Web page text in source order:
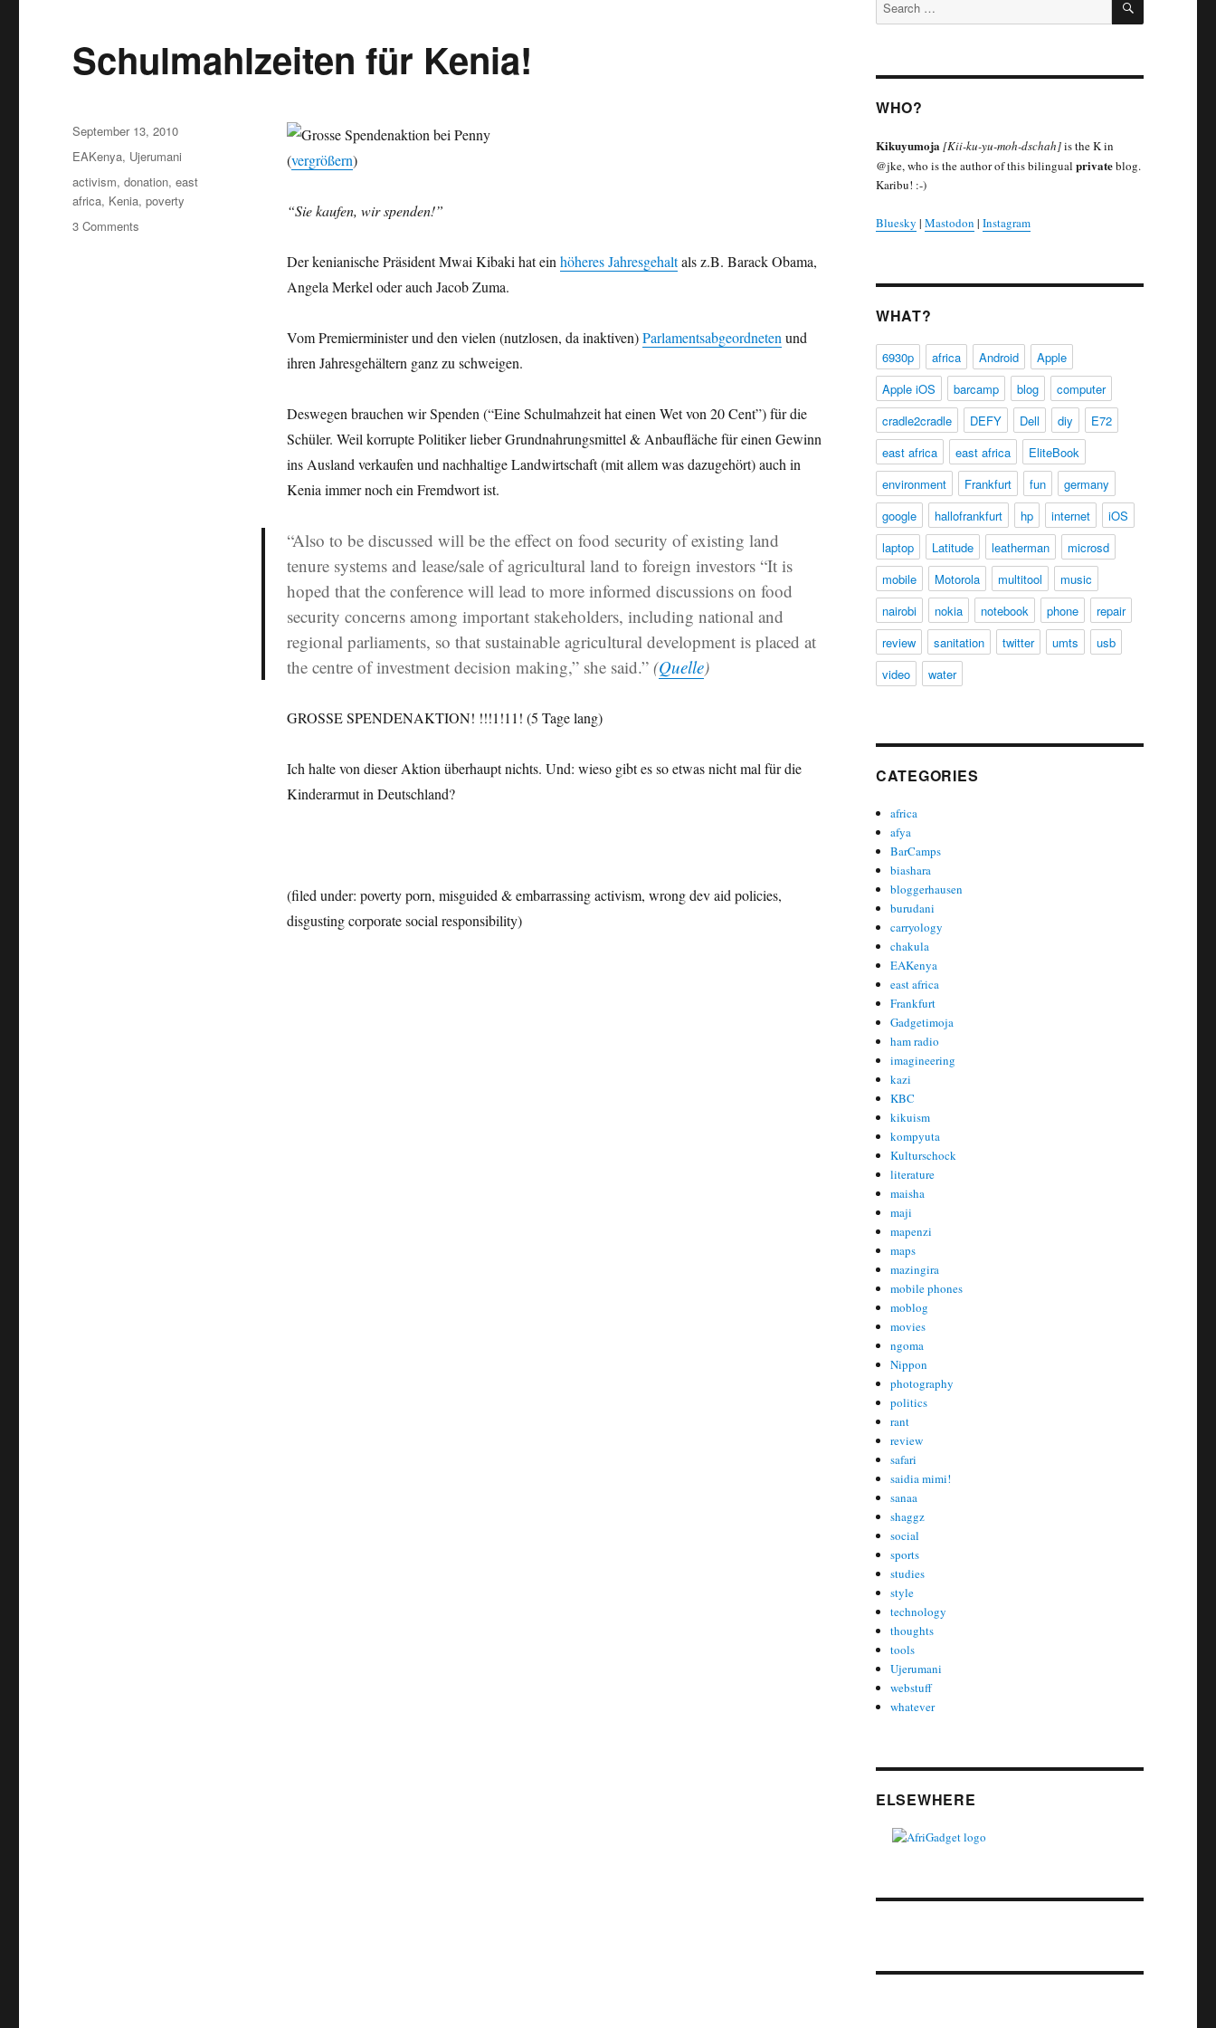
Schulmahlzeiten für Kenia!
(vergrößern)
“Sie kaufen, wir spenden!”
Der kenianische Präsident Mwai Kibaki hat ein höheres Jahresgehaltals z.B. Barack Obama,
Angela Merkel oder auch Jacob Zuma.
Vom Premierminister und den vielen (nutzlosen, da inaktiven)Parlamentsabgeordneten und
ihren Jahresgehältern ganz zu schweigen.
Deswegen brauchen wir Spenden (“Eine Schulmahzeit hat einen Wet von 20 Cent”) für die
Schüler. Weil korrupte Politiker lieber Grundnahrungsmittel & Anbaufläche für einen Gewinn
ins Ausland verkaufen und nachhaltige Landwirtschaft (mit allem was dazugehört) auch in
Kenia immer noch ein Fremdwort ist.
“Also to be discussed will be the effect on food security of existing land
tenure systems and lease/sale of agricultural land to foreign investors “It is
hoped that the conference will lead to more informed discussions on food
security concerns among important stakeholders, including national and
regional parliaments, so that sustainable agricultural development is placed at
the centre of investment decision making,” she said.”(Quelle)
GROSSE SPENDENAKTION! !!!1!11! (5 Tage lang)
Ich halte von dieser Aktion überhaupt nichts. Und: wieso gibt es so etwas nicht mal für die
Kinderarmut in Deutschland?
(filed under: poverty porn, misguided & embarrassing activism, wrong dev aid policies,
disgusting corporate social responsibility)
Posted
on
September 13, 2010
Categories
EAKenya, Ujerumani
Tags
activism,donation,east
africa, Kenia,poverty
3 Comments
for:
WHO?
Kikuyumoja[Kii-ku-yu-moh-dschah]is the K in
@jke, who is the author of this bilingual privateblog.
Karibu! :-)
Bluesky | Mastodon | Instagram
WHAT?
6930p africa Android
Apple
Apple iOS
barcamp blog
computer
cradle2cradle
DEFY Dell diy
E72
east africa
east africa
EliteBook
environment
Frankfurt fun
germany
google
hallofrankfurt hp internet
iOS
laptop
Latitude leatherman
microsd
mobile
Motorola multitool
music
nairobi
nokia notebook phone
repair
review
sanitation twitter umts
usb
video
water
CATEGORIES
africa
afya
BarCamps
biashara
bloggerhausen
burudani
carryology
chakula
EAKenya
east africa
Frankfurt
Gadgetimoja
ham radio
imagineering
kazi
KBC
kikuism
kompyuta
Kulturschock
literature
maisha
maji
mapenzi
maps
mazingira
mobile phones
moblog
movies
ngoma
Nippon
photography
politics
rant
review
safari
saidia mimi!
sanaa
shaggz
social
sports
studies
style
technology
thoughts
tools
Ujerumani
webstuff
whatever
ELSEWHERE